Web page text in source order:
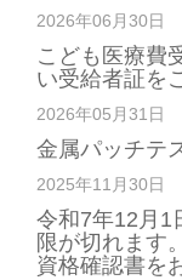
2026年06月30日
こども医療費
い受給者証を
2026年05月31日
金属パッチテ
2025年11月30日
令和7年12月1
限が切れます
資格確認書を